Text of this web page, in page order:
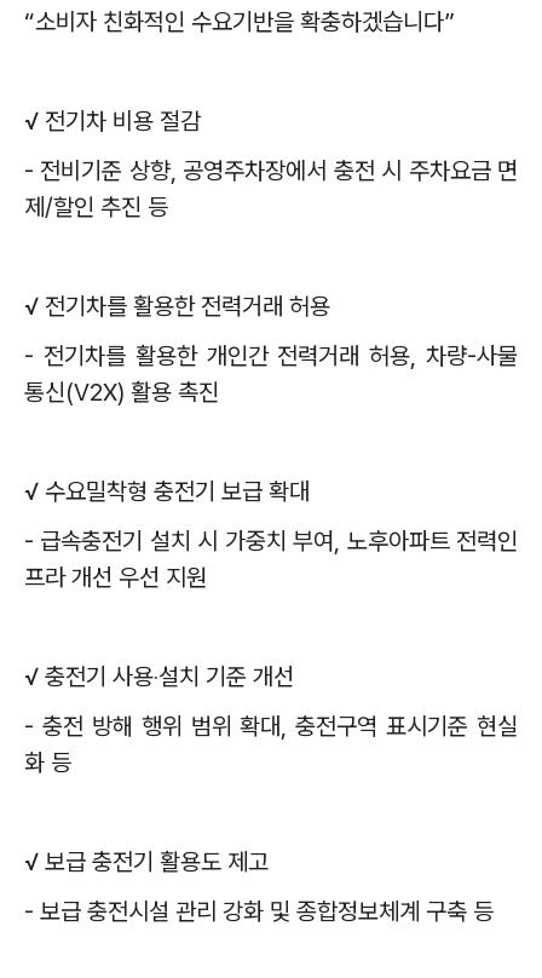
“소비자 친화적인 수요기반을 확충하겠습니다”
√ 전기차 비용 절감
- 전비기준 상향, 공영주차장에서 충전 시 주차요금 면
제 /할인 추진 등
√ 전기차를 활용한 전력거래 허용
- 전기차를 활용한 개인간 전력거래 허용, 차량-사물
통신(V2X) 활용 촉진
√ 수요밀착형 충전기 보급 확대
- 급속충전기 설치 시 가중치 부여, 노후아파트 전력인
프라 개선 우선 지원
√ 충전기 사용‧설치 기준 개선
- 충전 방해 행위 범위 확대, 충전구역 표시기준 현실
화 등
√ 보급 충전기 활용도 제고
- 보급 충전시설 관리 강화 및 종합정보체계 구축 등